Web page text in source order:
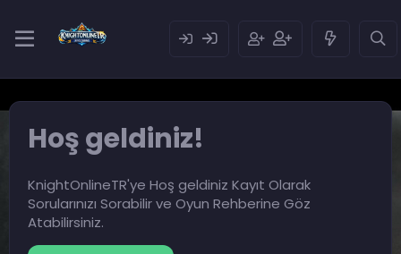
Hoş geldiniz!
KnightOnlineTR'ye Hoş geldiniz Kayıt Olarak
Sorularınızı Sorabilir ve Oyun Rehberine Göz
Atabilirsiniz.